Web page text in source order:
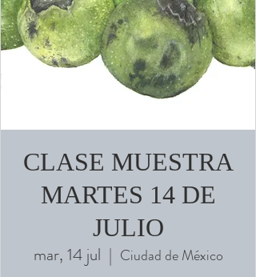
CLASE MUESTRA
MARTES 14 DE
JULIO
mar, 14 jul
  |
Ciudad de México